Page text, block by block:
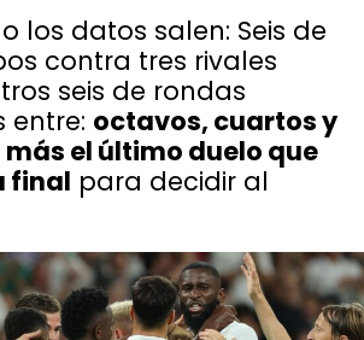
los datos salen: Seis de
contra tres rivales
seis de rondas
entre: octavos, cuartos y
el último duelo que
final para decidir al